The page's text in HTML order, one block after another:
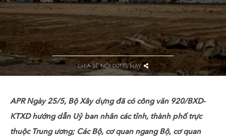
CHIA SẺ NỘI DUNG NÀY
APR Ngày 25/5, Bộ Xây dựng đã có công văn 920/BXD-
KTXD hướng dẫn Uỷ ban nhân các tỉnh, thành phố trực
thuộc Trung ương; Các Bộ, cơ quan ngang Bộ, cơ quan